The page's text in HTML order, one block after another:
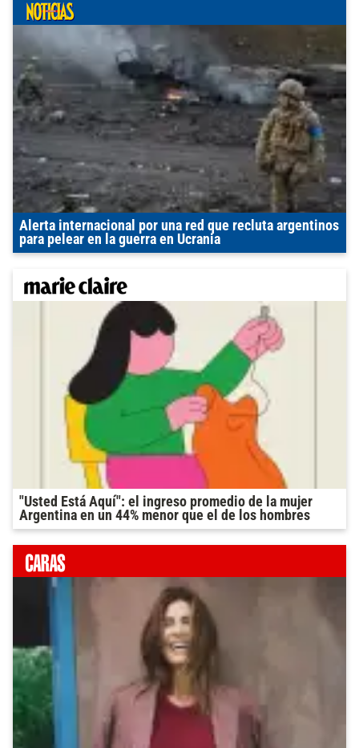
Alerta internacional por una red que recluta argentinos
para pelear en la guerra en Ucrania
"Usted Está Aquí": el ingreso promedio de la mujer
Argentina en un 44% menor que el de los hombres